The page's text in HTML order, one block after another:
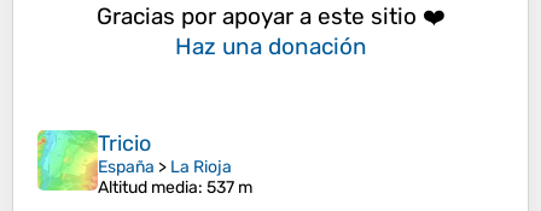
Gracias por apoyar a este sitio ❤️
Haz una donación
Tricio
España > La Rioja
Altitud media: 537 m